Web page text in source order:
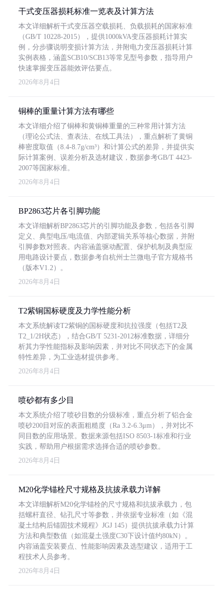
干式变压器损耗标准一览表及计算方法
本文详细解析干式变压器空载损耗、负载损耗的国家标准
（GB/T 10228-2015），提供1000kVA变压器损耗计算实
例，分步骤说明变损计算方法，并附电力变压器损耗计算
实例表格，涵盖SCB10/SCB13等常见型号参数，指导用户
快速掌握变压器能效评估要点。
2026年8月4日
铜棒的重量计算方法有哪些
本文详细介绍了铜棒和黄铜棒重量的三种常用计算方法
（理论公式法、查表法、在线工具法），重点解析了黄铜
棒密度取值（8.4-8.7g/cm³）和计算公式的差异，并提供实
际计算案例、误差分析及选材建议，数据参考GB/T 4423-
2007等国家标准。
2026年8月4日
BP2863芯片各引脚功能
本文详细解析BP2863芯片的引脚功能及参数，包括各引脚
定义、典型电压/电流值、内部逻辑关系等核心数据，并附
引脚参数对照表。内容涵盖驱动配置、保护机制及典型应
用电路设计要点，数据参考自杭州士兰微电子官方规格书
（版本V1.2）。
2026年8月4日
T2紫铜国标硬度及力学性能分析
本文系统解读T2紫铜的国标硬度和抗拉强度（包括T2及
T2_1/2H状态），结合GB/T 5231-2012标准数据，详细分
析其力学性能指标及影响因素，并对比不同状态下的金属
特性差异，为工业选材提供参考。
2026年8月4日
喷砂都有多少目
本文系统介绍了喷砂目数的分级标准，重点分析了铝合金
喷砂200目对应的表面粗糙度（Ra 3.2-6.3μm），并对比不
同目数的应用场景。数据来源包括ISO 8503-1标准和行业
实践，帮助用户根据需求选择合适的喷砂参数。
2026年8月4日
M20化学锚栓尺寸规格及抗拔承载力详解
本文详细解析M20化学锚栓的尺寸规格和抗拔承载力，包
括螺杆直径、钻孔尺寸等参数，并依据专业标准（如《混
凝土结构后锚固技术规程》JGJ 145）提供抗拔承载力计算
方法和典型数值（如混凝土强度C30下设计值约80kN）。
内容涵盖安装要点、性能影响因素及选型建议，适用于工
程技术人员参考。
2026年8月4日